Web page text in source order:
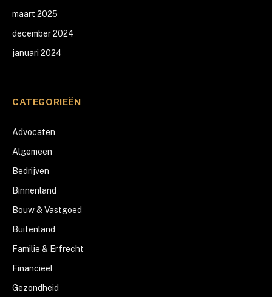
maart 2025
december 2024
januari 2024
CATEGORIEËN
Advocaten
Algemeen
Bedrijven
Binnenland
Bouw & Vastgoed
Buitenland
Familie & Erfrecht
Financieel
Gezondheid